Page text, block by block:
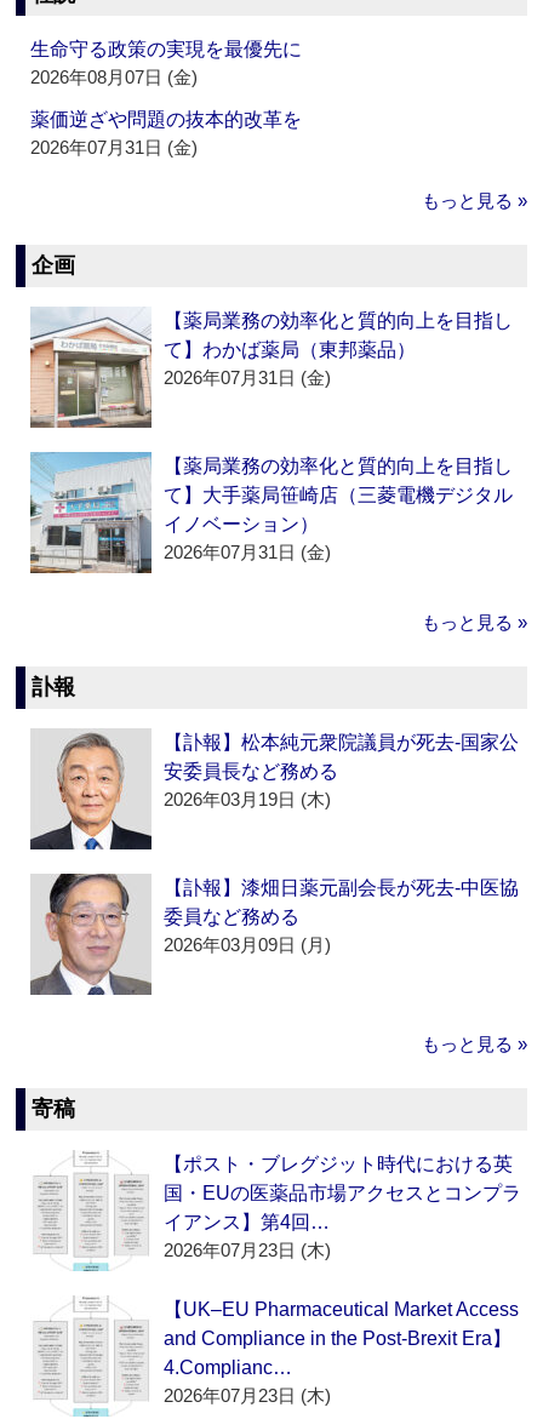
生命守る政策の実現を最優先に
2026年08月07日 (金)
薬価逆ざや問題の抜本的改革を
2026年07月31日 (金)
もっと見る »
企画
【薬局業務の効率化と質的向上を目指し
て】わかば薬局（東邦薬品）
2026年07月31日 (金)
【薬局業務の効率化と質的向上を目指し
て】大手薬局笹崎店（三菱電機デジタル
イノベーション）
2026年07月31日 (金)
もっと見る »
訃報
【訃報】松本純元衆院議員が死去‐国家公
安委員長など務める
2026年03月19日 (木)
【訃報】漆畑日薬元副会長が死去‐中医協
委員など務める
2026年03月09日 (月)
もっと見る »
寄稿
【ポスト・ブレグジット時代における英
国・EUの医薬品市場アクセスとコンプラ
イアンス】第4回…
2026年07月23日 (木)
【UK–EU Pharmaceutical Market Access
and Compliance in the Post-Brexit Era】
4.Complianc…
2026年07月23日 (木)